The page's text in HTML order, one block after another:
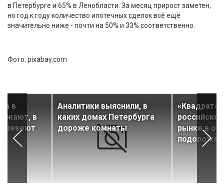
в Петербурге и 65% в Ленобласти. За месяц прирост заметен,
но год к году количество ипотечных сделок всё ещё
значительно ниже - почти на 50% и 33% соответственно.
Фото: pixabay.com
в
в
Аналитики выяснили, в
каких домах Петербурга
дороже комнаты
«Квадрат»
рынке в
подорожал